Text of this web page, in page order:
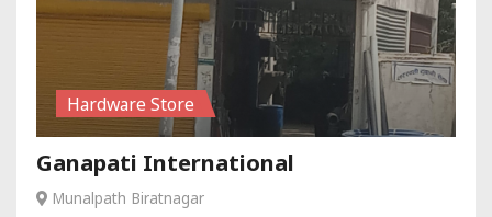
Hardware Store
Ganapati International
Munalpath Biratnagar